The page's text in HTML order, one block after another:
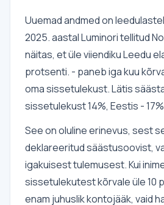
Uuemad andmed on
2025. aastal Luminori tellitud
näitas, et üle viiendiku Leedu
protsenti. - paneb iga kuu
oma sissetulekust. Lätis
sissetulekust 14%, Eestis -
See on oluline erinevus, sest
deklareeritud säästusoovist,
igakuisest tulemusest. Kui
sissetulekutest kõrvale üle 10
enam juhuslik kontojääk, vaid